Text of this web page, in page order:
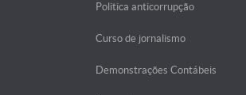
Politica anticorrupção
Curso de jornalismo
Demonstrações Contábeis